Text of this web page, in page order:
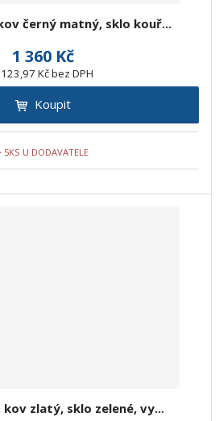
černý matný, sklo kouř...
1 360 Kč
Kč bez DPH
Koupit
5KS U DODAVATELE
zlatý, sklo zelené, vy...